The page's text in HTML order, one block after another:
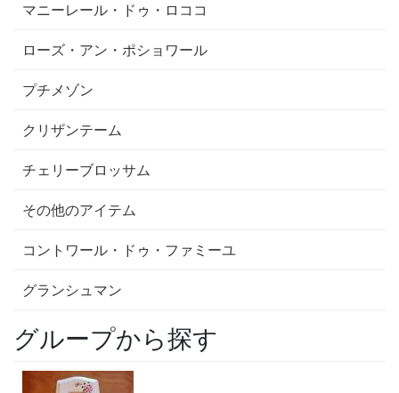
マニーレール・ドゥ・ロココ
ローズ・アン・ポショワール
プチメゾン
クリザンテーム
チェリーブロッサム
その他のアイテム
コントワール・ドゥ・ファミーユ
グランシュマン
グループから探す